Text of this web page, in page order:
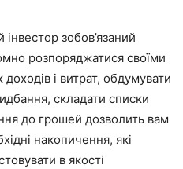
зобов’язаний
розпоряджатися своїми
і витрат, обдумувати
складати списки
до грошей дозволить вам
накопичення, які
в якості